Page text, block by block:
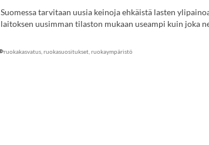
Suomessa tarvitaan uusia keinoja ehkäistä lasten
laitoksen uusimman tilaston mukaan useampi kuin joka
ruokakasvatus, ruokasuositukset, ruokaympäristö